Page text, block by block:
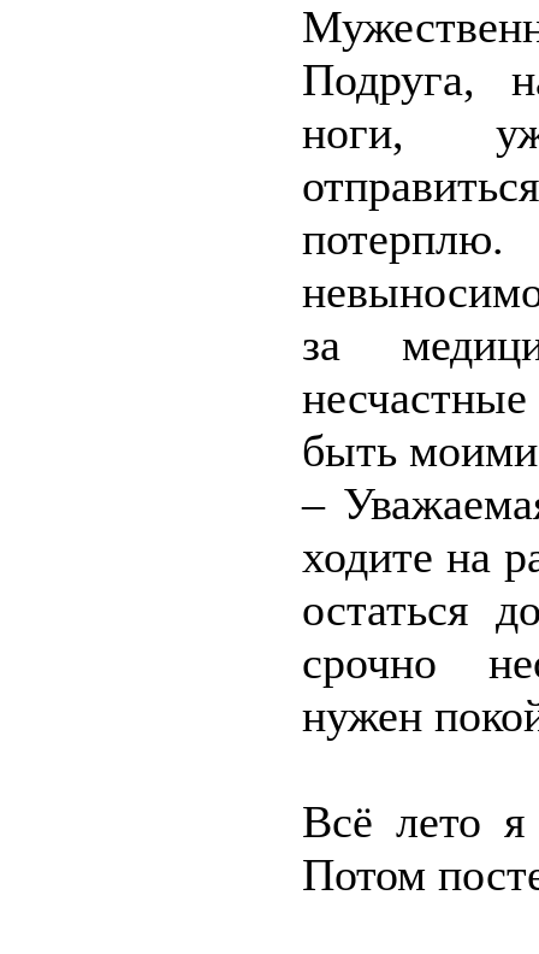
Подруга,
ноги,
за
быть
–
ходите на
остаться
срочно
нужен
Всё лето я
Потом